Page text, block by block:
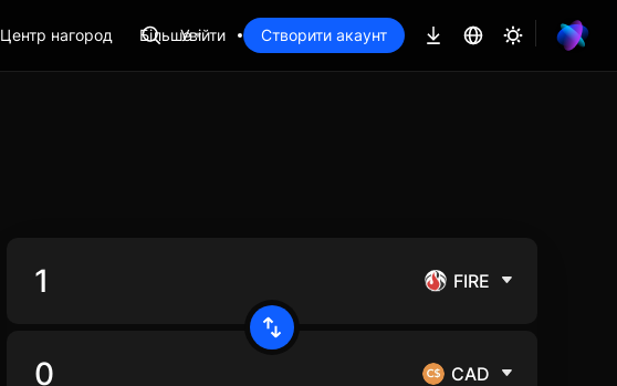
Центр нагород БільшеУвійти Створити акаунт
FIRE
CAD